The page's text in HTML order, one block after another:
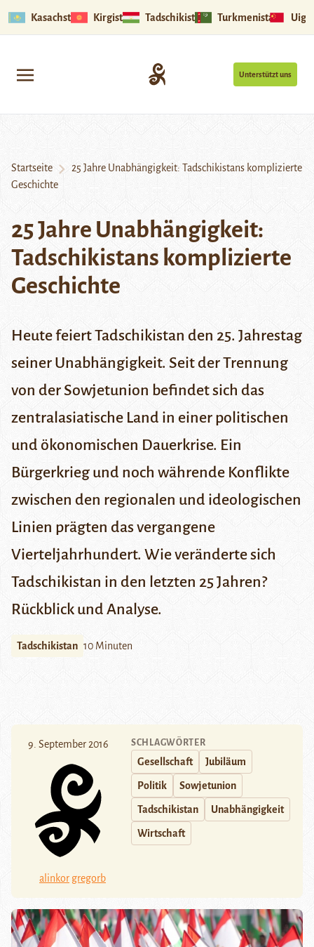
Kasachstan Kirgistan Tadschikistan Turkmenistan
Unterstützt uns
Startseite
25 Jahre Unabhängigkeit: Tadschikistans komplizierte
Geschichte
25 Jahre Unabhängigkeit:
Tadschikistans komplizierte
Geschichte
Heute feiertTadschikistan den 25. Jahrestag
seiner Unabhängigkeit. Seit der Trennung
von der Sowjetunion befindet sich das
zentralasiatische Land in einer politischen
und ökonomischen Dauerkrise. Ein
Bürgerkrieg und noch währende Konflikte
zwischen den regionalen und ideologischen
Linien prägten das vergangene
Vierteljahrhundert. Wie veränderte sich
Tadschikistan in den letzten 25 Jahren?
Rückblick und Analyse.
Tadschikistan 10 Minuten
9. September 2016
alinkor gregorb
SCHLAGWÖRTER
Gesellschaft Jubiläum
Politik Sowjetunion
Tadschikistan Unabhängigkeit
Wirtschaft